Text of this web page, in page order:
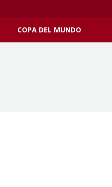
COPA DEL MUNDO